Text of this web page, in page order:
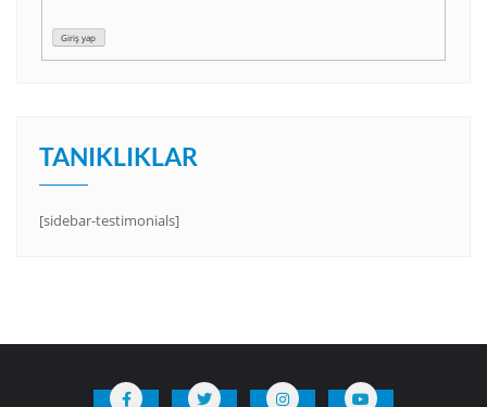
Giriş yap
TANIKLIKLAR
[sidebar-testimonials]